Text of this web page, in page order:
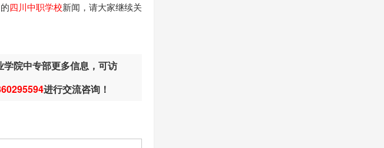
四川中职学校新闻，请大家继续关
院中专部更多信息，可访
进行交流咨询！